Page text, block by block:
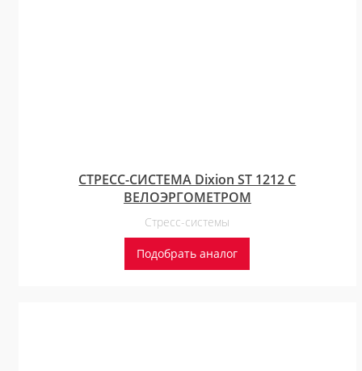
СТРЕСС-СИСТЕМА Dixion ST 1212 С
ВЕЛОЭРГОМЕТРОМ
Стресс-системы
Подобрать аналог